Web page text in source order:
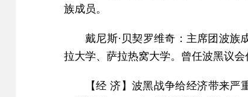
族成员。
戴尼斯·贝契罗维奇：主席团波族
拉大学、萨拉热窝大学。曾任波黑议
【经 济】波黑战争给经济带来